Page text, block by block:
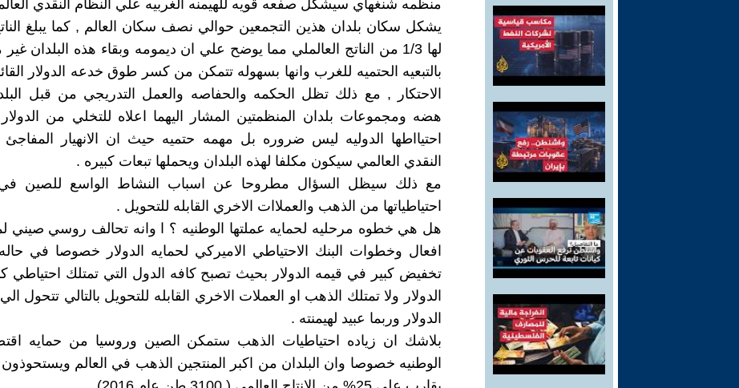
منظمه شنغهاي سيشكل صفعه قويه للهيمنه الغربيه علي النظام النقدي
يشكل سكان بلدان هذين التجمعين حوالي نصف سكان العالم , كما يبلغ
لها 1/3 من الناتج العالملي مما يوضح علي ان ديمومه وبقاء هذه البلدان
بالتبعيه الحتميه للغرب وانها بسهوله تتمكن من كسر طوق خدعه الدولار
الاحتكار , مع ذلك تظل الحكمه والحفاصه والعمل التدريجي من قبل
هضه ومجموعات بلدان المنظمتين المشار اليهما اعلاه للتخلي من الدولار
احتيااطها الدوليه ليس ضروره بل مهمه حتميه حيث ان الانهيار المفاجئ
النقدي العالمي سيكون مكلفا لهذه البلدان ويحملها تبعات كبيره .
مع ذلك سيظل السؤال مطروحا عن اسباب النشاط الواسع للصين في
احتياطياتها من الذهب والعملاات الاخري القابله للتحويل .
هل هي خطوه مرحليه لحمايه عملتها الوطنيه ؟ ا وانه تحالف روسي صيني
افعال وخطوات البنك الاحتياطي الاميركي لحمايه الدولار خصوصا في
تخفيض كبير في قيمه الدولار بحيث تصبح كافه الدول التي تمتلك احتياطي
الدولار ولا تمتلك الذهب او العملات الاخري القابله للتحويل بالتالي تتحول
الدولار وربما عبيد لهيمنته .
بلاشك ان زياده احتياطيات الذهب ستمكن الصين وروسيا من حمايه
الوطنيه خصوصا وان البلدان من اكبر المنتجين الذهب في العالم